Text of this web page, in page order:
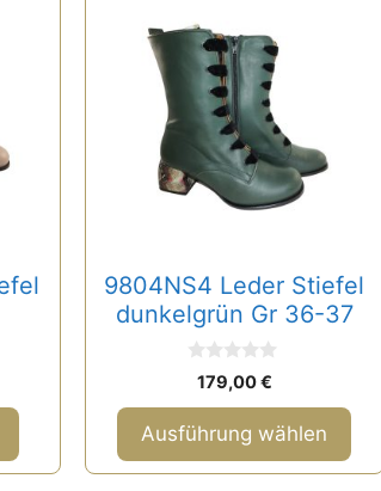
9804NS4 Leder Stiefel
dunkelgrün Gr 36-37
0
o
n
5
179,00€
Ausführung wählen
mehrere
Varianten
Optionen
der
Produktseite